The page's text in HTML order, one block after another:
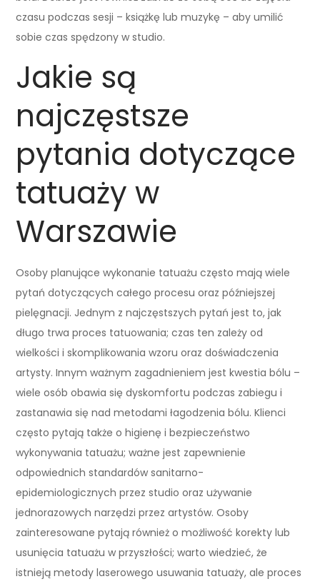
czasu podczas sesji – książkę lub muzykę – aby umilić
sobie czas spędzony w studio.
Jakie są
najczęstsze
pytania dotyczące
tatuaży w
Warszawie
Osoby planujące wykonanie tatuażu często mają wiele
pytań dotyczących całego procesu oraz późniejszej
pielęgnacji. Jednym z najczęstszych pytań jest to, jak
długo trwa proces tatuowania; czas ten zależy od
wielkości i skomplikowania wzoru oraz doświadczenia
artysty. Innym ważnym zagadnieniem jest kwestia bólu –
wiele osób obawia się dyskomfortu podczas zabiegu i
zastanawia się nad metodami łagodzenia bólu. Klienci
często pytają także o higienę i bezpieczeństwo
wykonywania tatuażu; ważne jest zapewnienie
odpowiednich standardów sanitarno-
epidemiologicznych przez studio oraz używanie
jednorazowych narzędzi przez artystów. Osoby
zainteresowane pytają również o możliwość korekty lub
usunięcia tatuażu w przyszłości; warto wiedzieć, że
istnieją metody laserowego usuwania tatuaży, ale proces